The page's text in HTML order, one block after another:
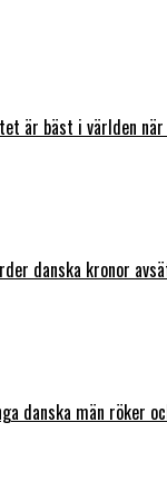
är bäst i världen
danska kronor
danska män röker